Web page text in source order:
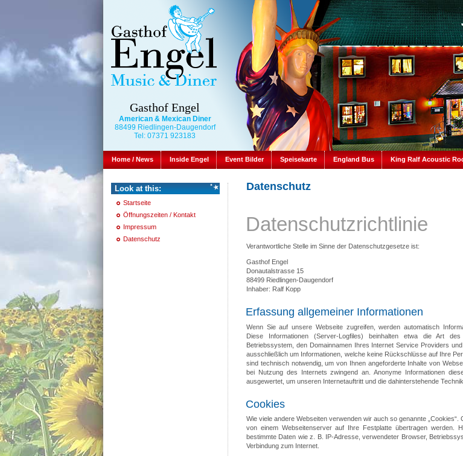
Gasthof Engel
American & Mexican Diner
88499 Riedlingen-Daugendorf
Tel: 07371 923183
Home / News Inside Engel Event Bilder Speisekarte England Bus King Ralf Acoustic
Look at this:
Startseite
Öffnungszeiten / Kontakt
Impressum
Datenschutz
Datenschutz
Datenschutzrichtlinie
Verantwortliche Stelle im Sinne der Datenschutzgesetze ist:
Gasthof Engel
Donautalstrasse 15
88499 Riedlingen-Daugendorf
Inhaber: Ralf Kopp
Erfassung allgemeiner Informationen
Wenn Sie auf unsere Webseite zugreifen, werden automatisch
Diese Informationen (Server-Logfiles) beinhalten etwa die Art
Betriebssystem, den Domainnamen Ihres Internet Service Providers
ausschließlich um Informationen, welche keine Rückschlüsse auf Ihre
sind technisch notwendig, um von Ihnen angeforderte Inhalte von
bei Nutzung des Internets zwingend an. Anonyme Informationen
ausgewertet, um unseren Internetauftritt und die dahinterstehende
Cookies
Wie viele andere Webseiten verwenden wir auch so genannte „Cookies“.
von einem Webseitenserver auf Ihre Festplatte übertragen werden.
bestimmte Daten wie z. B. IP-Adresse, verwendeter Browser,
Verbindung zum Internet.